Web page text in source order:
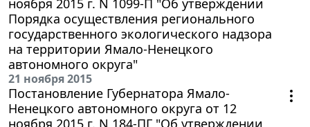
Порядка осуществления регионального
государственного экологического надзора
на территории Ямало-Ненецкого
автономного округа"
21 ноября 2015
Постановление Губернатора Ямало-
Ненецкого автономного округа от 12
ноября 2015 г. N 184-ПГ "Об утверждении